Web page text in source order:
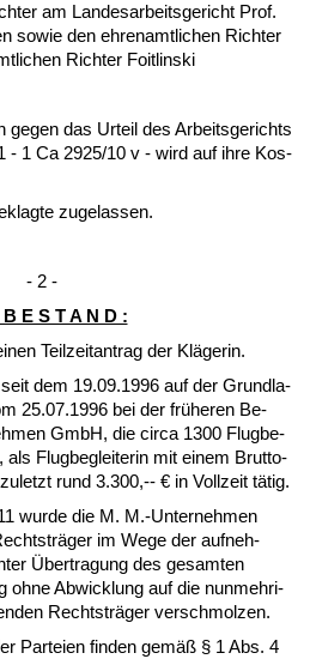
am Lan­des­ar­beits­ge­richt Prof.
so­wie den eh­ren­amt­li­chen Rich­ter
Rich­ter Foit­lin­ski
ge­gen das Ur­teil des Ar­beits­ge­richts
- 1 Ca 2925/10 v - wird auf ih­re Kos­
zu­ge­las­sen.
- 2 -
B E S T A N D :
Teil­zeit­an­trag der Kläge­rin.
dem 19.09.1996 auf der Grund­la­
25.07.1996 bei der frühe­ren Be­
GmbH, die cir­ca 1300 Flug­be­
als Flug­be­glei­te­rin mit ei­nem Brut­to­
rund 3.300,-- € in Voll­zeit tätig.
wur­de die M. M.-Un­ter­neh­men
im We­ge der auf­neh­
Über­tra­gung des ge­sam­ten
oh­ne Ab­wick­lung auf die nun­meh­ri­
Recht­sträger ver­schmol­zen.
Par­tei­en fin­den gemäß § 1 Abs. 4